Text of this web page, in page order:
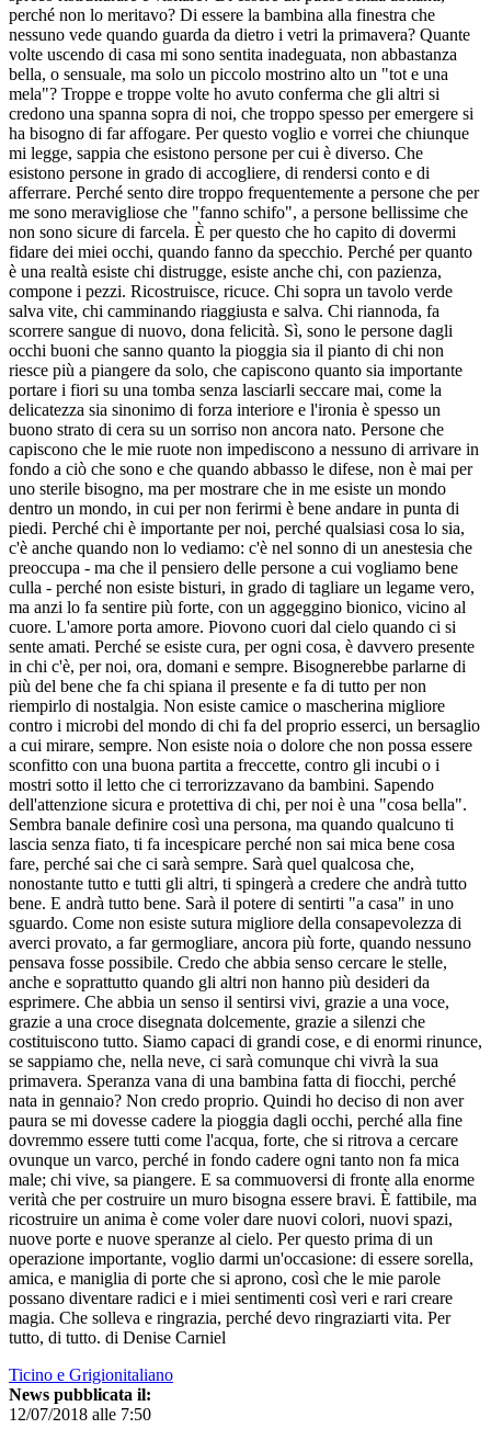
perché non lo meritavo? Di essere la bambina alla finestra che
nessuno vede quando guarda da dietro i vetri la primavera? Quante
volte uscendo di casa mi sono sentita inadeguata, non abbastanza
bella, o sensuale, ma solo un piccolo mostrino alto un "tot e una
mela"? Troppe e troppe volte ho avuto conferma che gli altri si
credono una spanna sopra di noi, che troppo spesso per emergere si
ha bisogno di far affogare. Per questo voglio e vorrei che chiunque
mi legge, sappia che esistono persone per cui è diverso. Che
esistono persone in grado di accogliere, di rendersi conto e di
afferrare. Perché sento dire troppo frequentemente a persone che per
me sono meravigliose che "fanno schifo", a persone bellissime che
non sono sicure di farcela. È per questo che ho capito di dovermi
fidare dei miei occhi, quando fanno da specchio. Perché per quanto
è una realtà esiste chi distrugge, esiste anche chi, con pazienza,
compone i pezzi. Ricostruisce, ricuce. Chi sopra un tavolo verde
salva vite, chi camminando riaggiusta e salva. Chi riannoda, fa
scorrere sangue di nuovo, dona felicità. Sì, sono le persone dagli
occhi buoni che sanno quanto la pioggia sia il pianto di chi non
riesce più a piangere da solo, che capiscono quanto sia importante
portare i fiori su una tomba senza lasciarli seccare mai, come la
delicatezza sia sinonimo di forza interiore e l'ironia è spesso un
buono strato di cera su un sorriso non ancora nato. Persone che
capiscono che le mie ruote non impediscono a nessuno di arrivare in
fondo a ciò che sono e che quando abbasso le difese, non è mai per
uno sterile bisogno, ma per mostrare che in me esiste un mondo
dentro un mondo, in cui per non ferirmi è bene andare in punta di
piedi. Perché chi è importante per noi, perché qualsiasi cosa lo sia,
c'è anche quando non lo vediamo: c'è nel sonno di un anestesia che
preoccupa - ma che il pensiero delle persone a cui vogliamo bene
culla - perché non esiste bisturi, in grado di tagliare un legame vero,
ma anzi lo fa sentire più forte, con un aggeggino bionico, vicino al
cuore. L'amore porta amore. Piovono cuori dal cielo quando ci si
sente amati. Perché se esiste cura, per ogni cosa, è davvero presente
in chi c'è, per noi, ora, domani e sempre. Bisognerebbe parlarne di
più del bene che fa chi spiana il presente e fa di tutto per non
riempirlo di nostalgia. Non esiste camice o mascherina migliore
contro i microbi del mondo di chi fa del proprio esserci, un bersaglio
a cui mirare, sempre. Non esiste noia o dolore che non possa essere
sconfitto con una buona partita a freccette, contro gli incubi o i
mostri sotto il letto che ci terrorizzavano da bambini. Sapendo
dell'attenzione sicura e protettiva di chi, per noi è una "cosa bella".
Sembra banale definire così una persona, ma quando qualcuno ti
lascia senza fiato, ti fa incespicare perché non sai mica bene cosa
fare, perché sai che ci sarà sempre. Sarà quel qualcosa che,
nonostante tutto e tutti gli altri, ti spingerà a credere che andrà tutto
bene. E andrà tutto bene. Sarà il potere di sentirti "a casa" in uno
sguardo. Come non esiste sutura migliore della consapevolezza di
averci provato, a far germogliare, ancora più forte, quando nessuno
pensava fosse possibile. Credo che abbia senso cercare le stelle,
anche e soprattutto quando gli altri non hanno più desideri da
esprimere. Che abbia un senso il sentirsi vivi, grazie a una voce,
grazie a una croce disegnata dolcemente, grazie a silenzi che
costituiscono tutto. Siamo capaci di grandi cose, e di enormi rinunce,
se sappiamo che, nella neve, ci sarà comunque chi vivrà la sua
primavera. Speranza vana di una bambina fatta di fiocchi, perché
nata in gennaio? Non credo proprio. Quindi ho deciso di non aver
paura se mi dovesse cadere la pioggia dagli occhi, perché alla fine
dovremmo essere tutti come l'acqua, forte, che si ritrova a cercare
ovunque un varco, perché in fondo cadere ogni tanto non fa mica
male; chi vive, sa piangere. E sa commuoversi di fronte alla enorme
verità che per costruire un muro bisogna essere bravi. È fattibile, ma
ricostruire un anima è come voler dare nuovi colori, nuovi spazi,
nuove porte e nuove speranze al cielo. Per questo prima di un
operazione importante, voglio darmi un'occasione: di essere sorella,
amica, e maniglia di porte che si aprono, così che le mie parole
possano diventare radici e i miei sentimenti così veri e rari creare
magia. Che solleva e ringrazia, perché devo ringraziarti vita. Per
tutto, di tutto. di Denise Carniel
Ticino e Grigionitaliano
News pubblicata il:
12/07/2018 alle 7:50